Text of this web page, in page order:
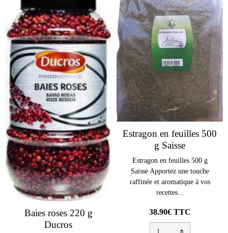
Baies roses 220 g
Ducros
Estragon en feuilles 500
g Saisse
Estragon en feuilles 500 g
Saisse Apportez une touche
raffinée et aromatique à vos
recettes...
38.90€ TTC